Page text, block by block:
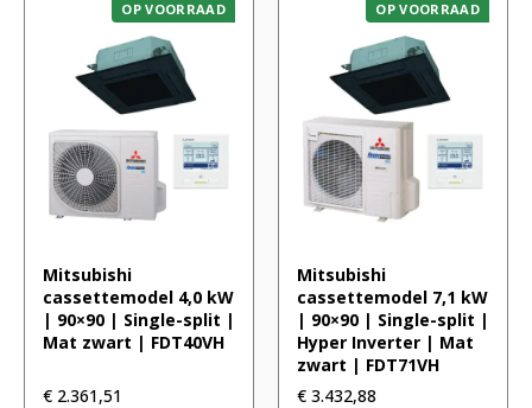
OP VOORRAAD
Mitsubishi
cassettemodel 4,0 kW
| 90×90 | Single-split |
Mat zwart | FDT40VH
€ 2.361,51
OP VOORRAAD
Mitsubishi
cassettemodel 7,1 kW
| 90×90 | Single-split |
Hyper Inverter | Mat
zwart | FDT71VH
€ 3.432,88